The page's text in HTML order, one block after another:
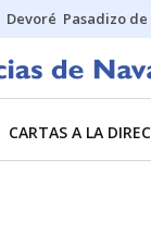
Devoré Pasadizo de
CARTAS A LA